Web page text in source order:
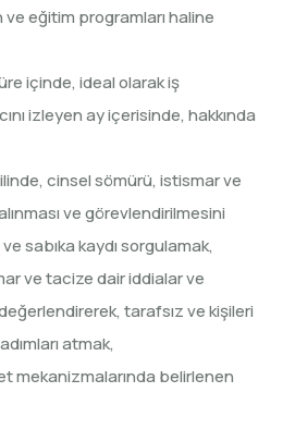
eğitim programları haline
içinde, ideal olarak iş
izleyen ay içerisinde, hakkında
cinsel sömürü, istismar ve
ve görevlendirilmesini
sabıka kaydı sorgulamak,
ve tacize dair iddialar ve
tarafsız ve kişileri
atmak,
mekanizmalarında belirlenen